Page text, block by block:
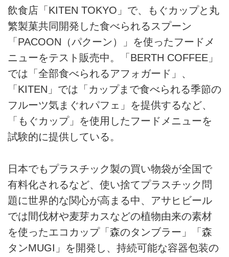
飲食店「KITEN TOKYO」で、もぐカップと丸
繁製菓共同開発した食べられるスプーン
「PACOON（パクーン）」を使ったフードメ
ニューをテスト販売中。「BERTH COFFEE」
では「全部食べられるアフォガード」、
「KITEN」では「カップまで食べられる季節の
フルーツ気まぐれパフェ」を提供するなど、
「もぐカップ」を使用したフードメニューを
試験的に提供している。
日本でもプラスチック製の買い物袋が全国で
有料化されるなど、使い捨てプラスチック問
題に世界的な関心が高まる中、アサヒビール
では間伐材や麦芽カスなどの植物由来の素材
を使ったエコカップ「森のタンブラー」「森
タンMUGI」を開発し、持続可能な容器包装の